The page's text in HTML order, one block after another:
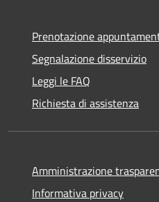
Prenotazione
Segnalazione disservizio
Leggi le FAQ
Richiesta di assistenza
Amministrazione
Informativa privacy